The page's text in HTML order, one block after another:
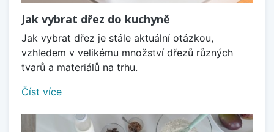
Jak vybrat dřez do kuchyně
Jak vybrat dřez je stále aktuální otázkou,
vzhledem v velikému množství dřezů různých
tvarů a materiálů na trhu.
Číst více